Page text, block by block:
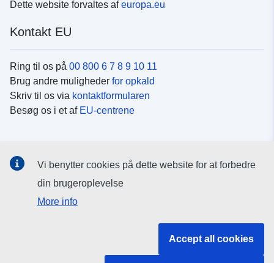
Dette website forvaltes afeuropa.eu
Kontakt EU
Ring til os på 00 800 6 7 8 9 10 11
Brug andre muligheder for opkald
Skriv til os via kontaktformularen
Besøg os i et af EU-centrene
Søg efter EU's sider påsociale medier
EU-institutioner og -organer
Vi benytter cookies på dette website for at forbedre
din brugeroplevelse
More info
Accept all cookies